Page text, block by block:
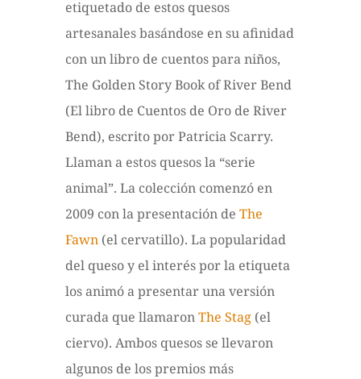
etiquetado de estos quesos
artesanales basándose en su afinidad
con un libro de cuentos para niños,
The Golden Story Book of River Bend
(El libro de Cuentos de Oro de River
Bend), escrito por Patricia Scarry.
Llaman a estos quesos la “serie
animal”. La colección comenzó en
2009 con la presentación de The
Fawn(el cervatillo). La popularidad
del queso y el interés por la etiqueta
los animó a presentar una versión
curada que llamaronThe Stag(el
ciervo). Ambos quesos se llevaron
algunos de los premios más